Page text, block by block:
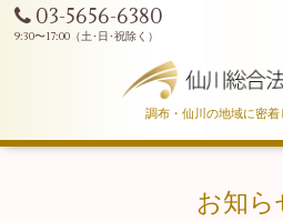
03-5656-6380
調布・仙川の地域に密
お知ら